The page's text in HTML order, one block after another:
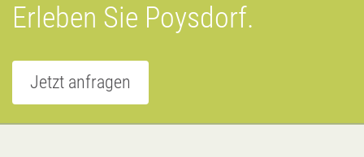
Erleben Sie Poysdorf.
Jetzt anfragen